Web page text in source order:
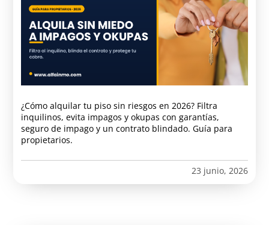
¿Cómo alquilar tu piso sin riesgos en 2026? Filtra
inquilinos, evita impagos y okupas con garantías,
seguro de impago y un contrato blindado. Guía para
propietarios.
23 junio, 2026